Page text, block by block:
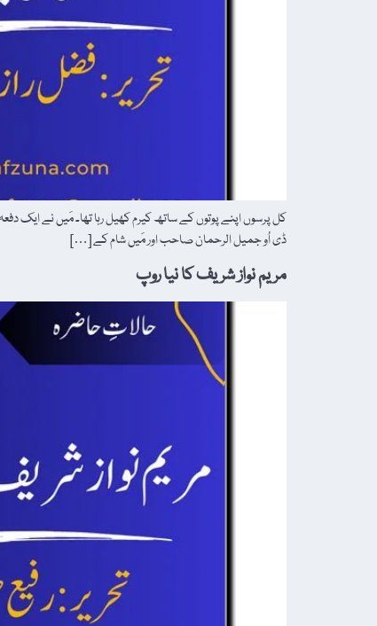
کل پرسوں اپنے پوتوں کے ساتھ کیرم کھیل رہا تھا۔ مَیں نے ایک
ڈی اُو جمیل الرحمان صاحب اور مَیں شام کے […]
مریم نواز شریف کا نیا روپ